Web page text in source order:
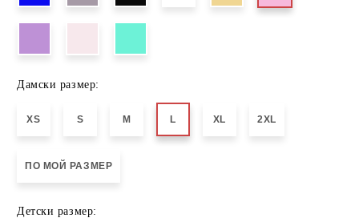
Дамски размер:
XS S M L XL 2XL
ПО МОЙ РАЗМЕР
Детски размер: